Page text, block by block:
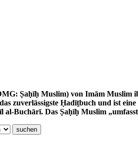
zuverlässigste Ḥadīṯbuch und ist
Buchārī. Das Ṣaḥīḥ Muslim